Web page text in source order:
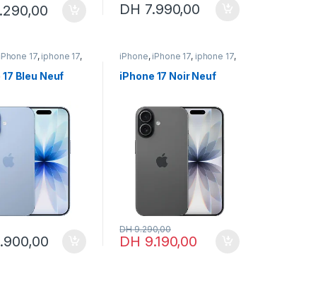
DH 7.990,00
iPhone 17, iphone 17,
Bleu Neuf
iPhone, iPhone 17, iphone 17,
iPhone 17 Noir Neuf
DH 9.190,00
DH9.290,00